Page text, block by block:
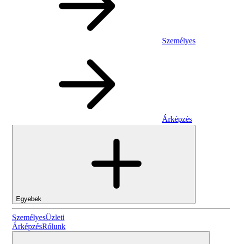
Személyes
Árképzés
Személyes
Egyebek
SzemélyesÜzleti
ÁrképzésRólunk